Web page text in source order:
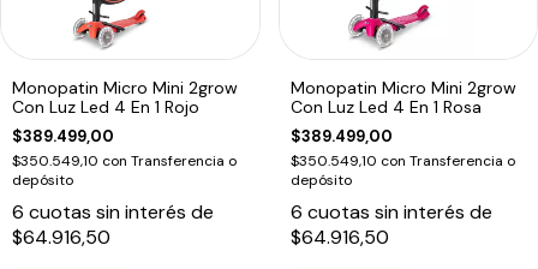
Monopatin Micro Mini 2grow
Con Luz Led 4 En 1 Rojo
$389.499,00
$350.549,10 con Transferencia o
depósito
6 cuotas sin interés de
$64.916,50
Monopatin Micro Mini 2grow
Con Luz Led 4 En 1 Rosa
$389.499,00
$350.549,10 con Transferencia o
depósito
6 cuotas sin interés de
$64.916,50